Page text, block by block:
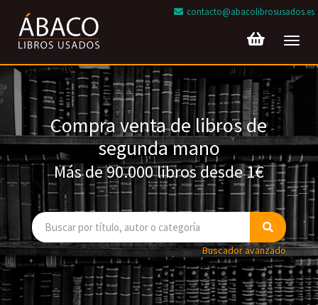
contacto@abacolibrosusados.es
Compra venta de libros de
segunda mano
Más de 90.000 libros desde 1€
Buscador avanzado